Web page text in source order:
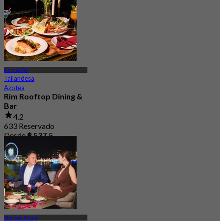
Khlong San
Tailandesa
Azotea
Rim Rooftop Dining &
Bar
4.2
633 Reservado
Desde฿ 537.5
Charoen Krung